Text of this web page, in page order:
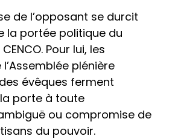
de l’opposant se durcit
la portée politique du
Pour lui, les
plénière
évêques ferment
porte à toute
ou compromise de
du pouvoir.